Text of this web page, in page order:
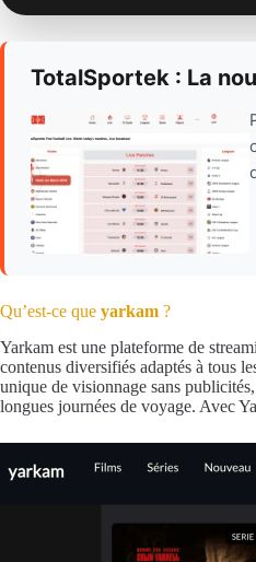
TotalSportek : La
Qu’est-ce que yarkam ?
Yarkam est une plateforme de
contenus diversifiés adaptés à tous
unique de visionnage sans
longues journées de voyage. Avec